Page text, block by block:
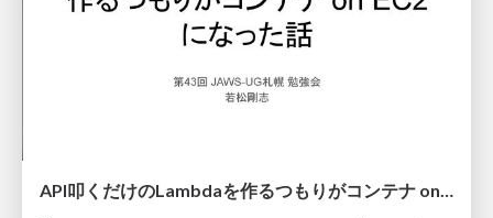
API叩くだけのLambdaを作るつもりがコンテナ on EC2になった話